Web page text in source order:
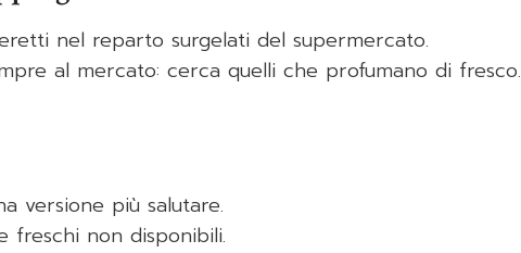
nel reparto surgelati del supermercato.
al mercato: cerca quelli che profumano di fresco.
versione più salutare.
freschi non disponibili.